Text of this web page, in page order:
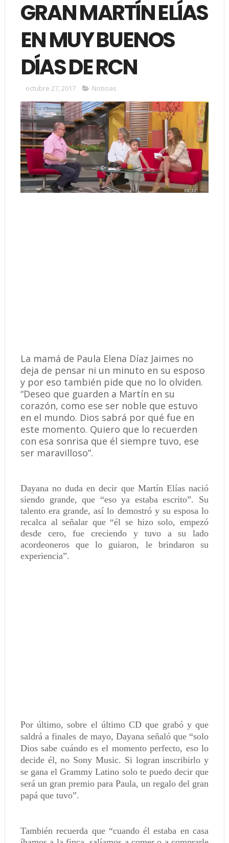
GRAN MARTÍN ELÍAS
EN MUY BUENOS
DÍAS DE RCN
octubre 27, 2017 Noticias
La mamá de Paula Elena Díaz Jaimes no
deja de pensar ni un minuto en su esposo
y por eso también pide que no lo olviden.
“Deseo que guarden a Martín en su
corazón, como ese ser noble que estuvo
en el mundo. Dios sabrá por qué fue en
este momento. Quiero que lo recuerden
con esa sonrisa que él siempre tuvo, ese
ser maravilloso”.
Dayana no duda en decir que Martín Elías nació
siendo grande, que “eso ya estaba escrito”. Su
talento era grande, así lo demostró y su esposa lo
recalca al señalar que “él se hizo solo, empezó
desde cero, fue creciendo y tuvo a su lado
acordeoneros que lo guiaron, le brindaron su
experiencia”.
Por último, sobre el último CD que grabó y que
saldrá a finales de mayo, Dayana señaló que “solo
Dios sabe cuándo es el momento perfecto, eso lo
decide él, no Sony Music. Si logran inscribirlo y
se gana el Grammy Latino solo te puedo decir que
será un gran premio para Paula, un regalo del gran
papá que tuvo”.
También recuerda que “cuando él estaba en casa